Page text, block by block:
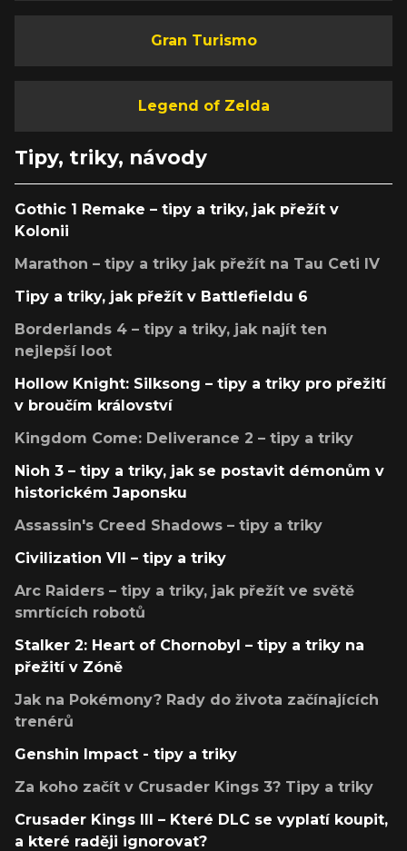
Gran Turismo
Legend of Zelda
Tipy, triky, návody
Gothic 1 Remake – tipy a triky, jak přežít v
Kolonii
Marathon – tipy a triky jak přežít na Tau Ceti IV
Tipy a triky, jak přežít v Battlefieldu 6
Borderlands 4 – tipy a triky, jak najít ten
nejlepší loot
Hollow Knight: Silksong – tipy a triky pro přežití
v broučím království
Kingdom Come: Deliverance 2 – tipy a triky
Nioh 3 – tipy a triky, jak se postavit démonům v
historickém Japonsku
Assassin's Creed Shadows – tipy a triky
Civilization VII – tipy a triky
Arc Raiders – tipy a triky, jak přežít ve světě
smrtících robotů
Stalker 2: Heart of Chornobyl – tipy a triky na
přežití v Zóně
Jak na Pokémony? Rady do života začínajících
trenérů
Genshin Impact - tipy a triky
Za koho začít v Crusader Kings 3? Tipy a triky
Crusader Kings III – Které DLC se vyplatí koupit,
a které raději ignorovat?